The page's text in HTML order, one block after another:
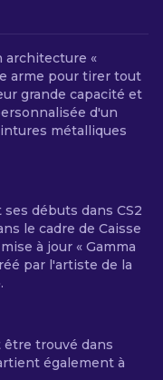
architecture «
arme pour tirer tout
grande capacité et
d'un
métalliques
débuts dans CS2
le cadre de Caisse
à jour « Gamma
par l'artiste de la
trouvé dans
également à